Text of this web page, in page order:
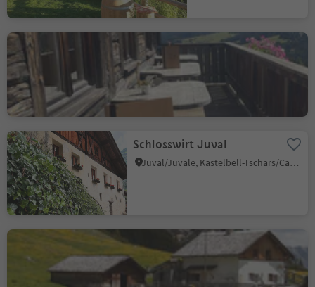
Malga Laranzer Schwaige
Alpe di Siusi/Seiseralm, Kastelruth/Castelrotto, Dolomites Region Seiser Alm
Schlosswirt Juval
Juval/Juvale, Kastelbell-Tschars/Castelbello-Ciardes, Vinschgau/Val Venosta
Fojedöra Hut